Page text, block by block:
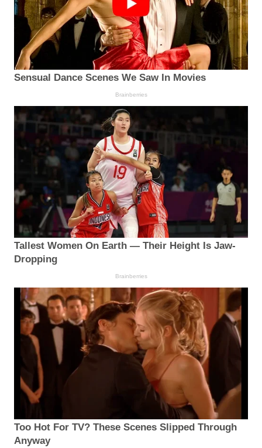
Sensual Dance Scenes We Saw In Movies
Brainberries
Tallest Women On Earth — Their Height Is Jaw-
Dropping
Brainberries
Too Hot For TV? These Scenes Slipped Through
Anyway